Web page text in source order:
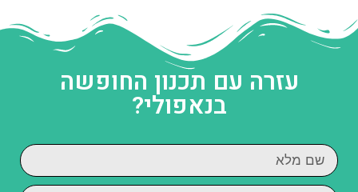
עזרה עם תכנון החופשה
בנאפולי?